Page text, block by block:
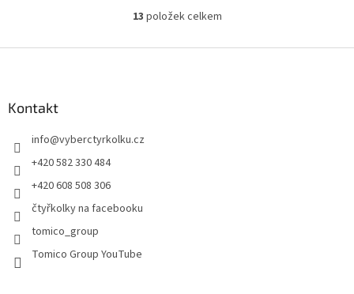
O
l
13 položek celkem
Kontakt
info@vyberctyrkolku.cz
+420 582 330 484
+420 608 508 306
čtyřkolky na facebooku
tomico_group
Tomico Group YouTube